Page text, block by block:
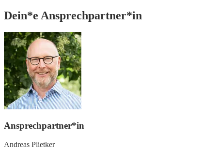
Dein*e Ansprechpartner*in
Ansprechpartner*in
Andreas Plietker